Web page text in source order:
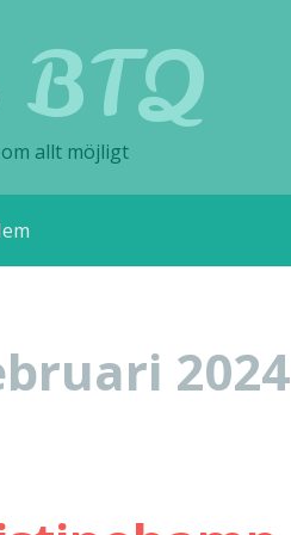
allt möjligt
2024